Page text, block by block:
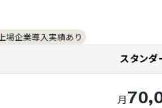
上場企業導入実績あり
スタンダ
月